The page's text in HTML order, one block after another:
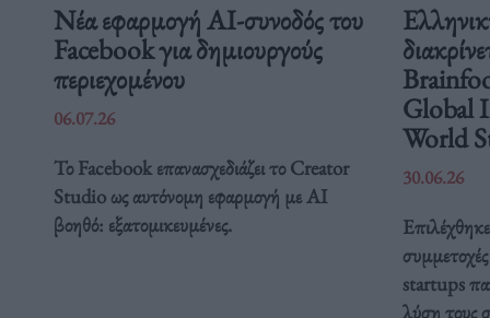
Νέα εφαρμογή AI-συνοδός του
Facebook για δημιουργούς
περιεχομένου
06.07.26
Το Facebook επανασχεδιάζει το Creator
Studio ως αυτόνομη εφαρμογή με AI
βοηθό: εξατομικευμένες.
Global
World
30.06.26
startups
λύση τους